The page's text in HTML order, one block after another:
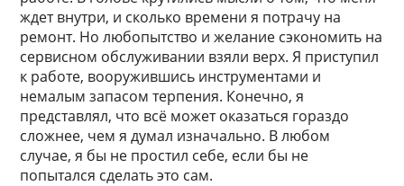
ждет внутри, и сколько времени я потрачу на
ремонт. Но любопытство и желание сэкономить на
сервисном обслуживании взяли верх. Я приступил
к работе, вооружившись инструментами и
немалым запасом терпения. Конечно, я
представлял, что всё может оказаться гораздо
сложнее, чем я думал изначально. В любом
случае, я бы не простил себе, если бы не
попытался сделать это сам.